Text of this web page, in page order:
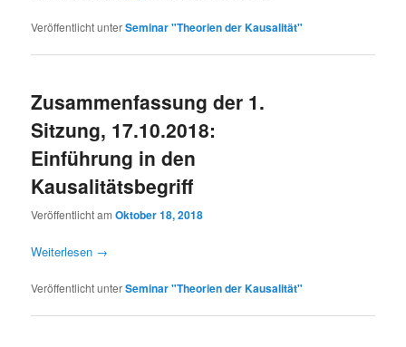
Veröffentlicht unterSeminar "Theorien der Kausalität"
Zusammenfassung der 1.
Sitzung, 17.10.2018:
Einführung in den
Kausalitätsbegriff
Veröffentlicht amOktober 18, 2018
Weiterlesen →
Veröffentlicht unterSeminar "Theorien der Kausalität"